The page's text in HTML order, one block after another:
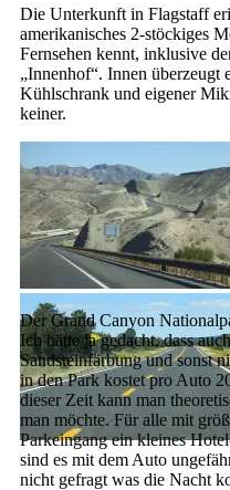
Die Unterkunft in Flagstaff
amerikanisches 2-stöckiges
Fernsehen kennt, inklusive
„Innenhof“. Innen überzeugt
Kühlschrank und eigener
keiner.
Der Grand Canyon
Ich hätte ja gedacht, dass
Sandsteinfärbung und sonst
in den Park kostet pro Auto
dieser Zeit kann man
man möchte. Für alle mit
Parkeingang ein kleines
sind es mit dem Auto
nicht gefragt was die Nacht